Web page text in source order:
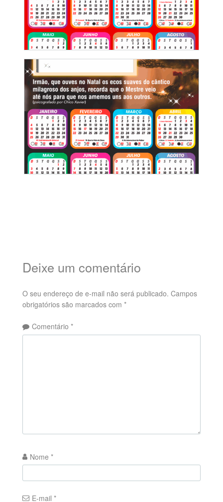
Deixe um comentário
O seu endereço de e-mail não será publicado. Campos
obrigatórios são marcados com *
Comentário *
Nome *
E-mail *